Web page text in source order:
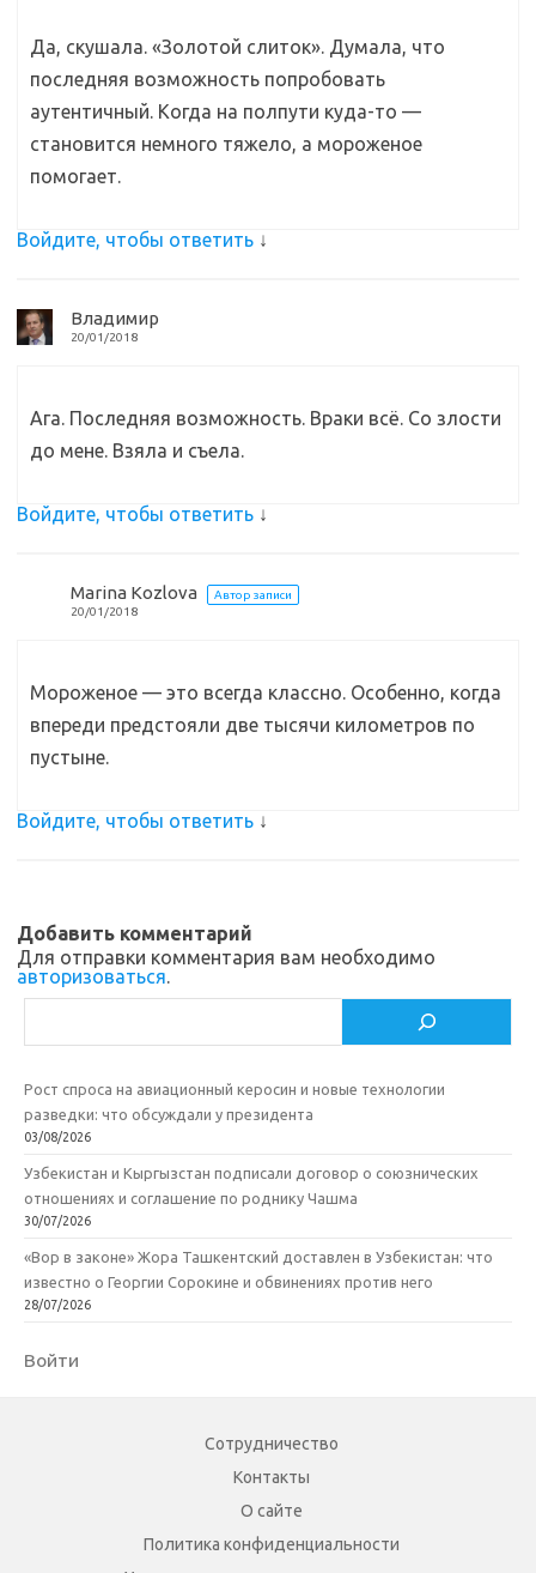
Да, скушала. «Золотой слиток». Думала, что
последняя возможность попробовать
аутентичный. Когда на полпути куда-то —
становится немного тяжело, а мороженое
помогает.
Войдите, чтобы ответить ↓
Владимир
20/01/2018
Ага. Последняя возможность. Враки всё. Со злости
до мене. Взяла и съела.
Войдите, чтобы ответить ↓
Marina Kozlova
Автор записи
20/01/2018
Мороженое — это всегда классно. Особенно, когда
впереди предстояли две тысячи километров по
пустыне.
Войдите, чтобы ответить ↓
Добавить комментарий
Для отправки комментария вам необходимо
авторизоваться.
Рост спроса на авиационный керосин и новые технологии
разведки: что обсуждали у президента
03/08/2026
Узбекистан и Кыргызстан подписали договор о союзнических
отношениях и соглашение по роднику Чашма
30/07/2026
«Вор в законе» Жора Ташкентский доставлен в Узбекистан: что
известно о Георгии Сорокине и обвинениях против него
28/07/2026
Войти
Сотрудничество
Контакты
О сайте
Политика конфиденциальности